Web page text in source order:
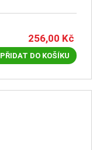
256,00 Kč
PŘIDAT DO KOŠÍKU